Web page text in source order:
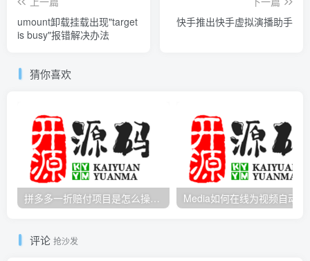
umount卸载挂载出现"target
is busy"报错解决办法
快手推出快手虚拟演播助手
猜你喜欢
拼多多一折赔付项目是怎么操作的？
评论 抢沙发